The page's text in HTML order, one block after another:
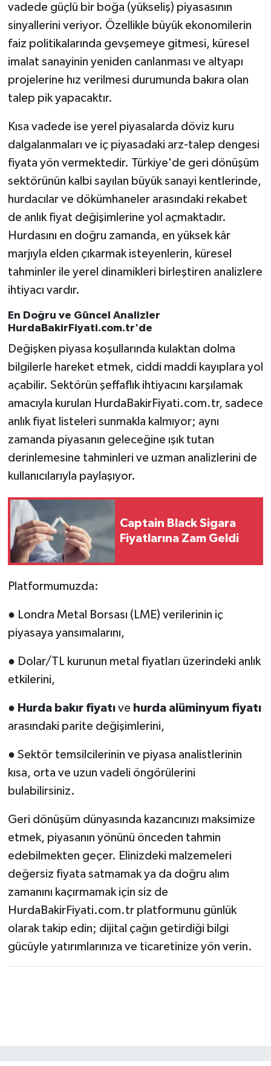
vadede güçlü bir boğa (yükseliş) piyasasının
sinyallerini veriyor. Özellikle büyük ekonomilerin
faiz politikalarında gevşemeye gitmesi, küresel
imalat sanayinin yeniden canlanması ve altyapı
projelerine hız verilmesi durumunda bakıra olan
talep pik yapacaktır.
Kısa vadede ise yerel piyasalarda döviz kuru
dalgalanmaları ve iç piyasadaki arz-talep dengesi
fiyata yön vermektedir. Türkiye'de geri dönüşüm
sektörünün kalbi sayılan büyük sanayi kentlerinde,
hurdacılar ve dökümhaneler arasındaki rekabet
de anlık fiyat değişimlerine yol açmaktadır.
Hurdasını en doğru zamanda, en yüksek kâr
marjıyla elden çıkarmak isteyenlerin, küresel
tahminler ile yerel dinamikleri birleştiren analizlere
ihtiyacı vardır.
En Doğru ve Güncel Analizler
HurdaBakirFiyati.com.tr'de
Değişken piyasa koşullarında kulaktan dolma
bilgilerle hareket etmek, ciddi maddi kayıplara yol
açabilir. Sektörün şeffaflık ihtiyacını karşılamak
amacıyla kurulan HurdaBakirFiyati.com.tr, sadece
anlık fiyat listeleri sunmakla kalmıyor; aynı
zamanda piyasanın geleceğine ışık tutan
derinlemesine tahminleri ve uzman analizlerini de
kullanıcılarıyla paylaşıyor.
Captain Black Sigara
Fiyatlarına Zam Geldi
Platformumuzda:
● Londra Metal Borsası (LME) verilerinin iç
piyasaya yansımalarını,
● Dolar/TL kurunun metal fiyatları üzerindeki anlık
etkilerini,
● Hurda bakır fiyatıve hurda alüminyum fiyatı
arasındaki parite değişimlerini,
● Sektör temsilcilerinin ve piyasa analistlerinin
kısa, orta ve uzun vadeli öngörülerini
bulabilirsiniz.
Geri dönüşüm dünyasında kazancınızı maksimize
etmek, piyasanın yönünü önceden tahmin
edebilmekten geçer. Elinizdeki malzemeleri
değersiz fiyata satmamak ya da doğru alım
zamanını kaçırmamak için siz de
HurdaBakirFiyati.com.tr platformunu günlük
olarak takip edin; dijital çağın getirdiği bilgi
gücüyle yatırımlarınıza ve ticaretinize yön verin.